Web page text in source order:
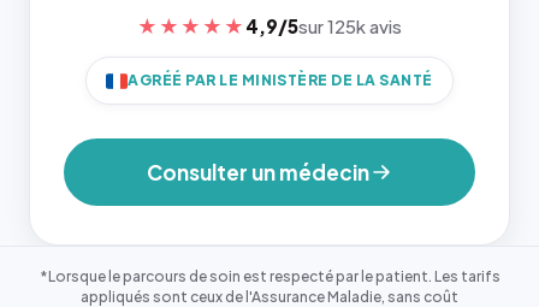
★★★★★ 4,9/5sur 125k avis
AGRÉÉ PAR LE MINISTÈRE DE LA SANTÉ
Consulter un médecin
*Lorsque le parcours de soin est respecté par le patient. Les tarifs
appliqués sont ceux de l'Assurance Maladie, sans coût